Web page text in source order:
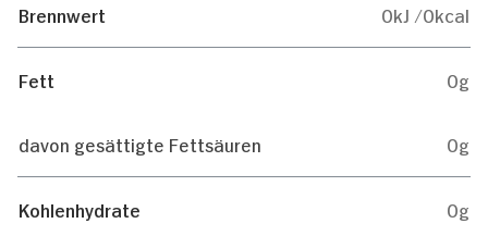
Brennwert 0kJ /0kcal
Fett 0g
davon gesättigte Fettsäuren 0g
Kohlenhydrate 0g